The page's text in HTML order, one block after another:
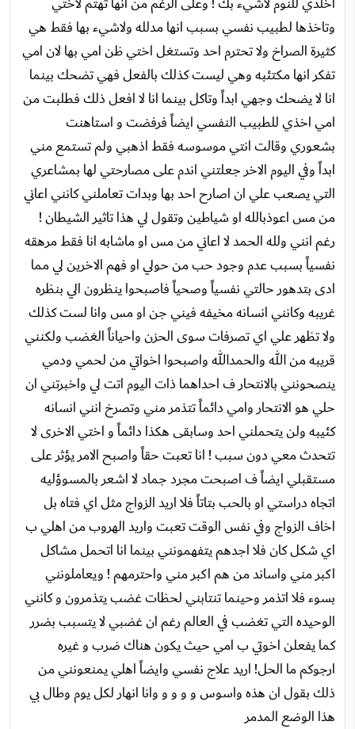
وتاخذها لطبيب نفسي بسبب انها مدلله ولاشيء بها فقط هي
كثيرة الصراخ ولا تحترم احد وتستغل اختي ظن امي بها لان امي
تفكر انها مكتئبه وهي ليست كذلك بالفعل فهي تضحك بينما
انا لا يضحك وجهي ابداً وتاكل بينما انا لا افعل ذلك فطلبت من
امي اخذي للطبيب النفسي ايضاً فرفضت و استاهنت
بشعوري وقالت انتي موسوسه فقط اذهبي ولم تستمع مني
ابداً وفي اليوم الاخر جعلتني اندم على مصارحتي لها بمشاعري
التي يصعب علي ان اصارح احد بها وبدات تعاملني كانني اعاني
من مس اعوذبالله او شياطين وتقول لي هذا تاثير الشيطان !
رغم انني ولله الحمد لا اعاني من مس او ماشابه انا فقط مرهقه
نفسياً بسبب عدم وجود حب من حولي او فهم الاخرين لي مما
ادى بتدهور حالتي نفسياً وصحياً فاصبحوا ينظرون الي بنظره
غريبه وكانني انسانه مخيفه فيني جن او مس وانا لست كذلك
ولا تظهر علي اي تصرفات سوى الحزن واحياناً الغضب ولكنني
قريبه من الله والحمدالله واصبحوا اخواتي من لحمي ودمي
ينصحونني بالانتحار ف احداهما ذات اليوم اتت لي واخبرتني ان
حلي هو الانتحار وامي دائماً تتذمر مني وتصرخ انني انسانه
كئيبه ولن يتحملني احد وسابقى هكذا دائماً و اختي الاخرى لا
تتحدث معي دون سبب ! انا تعبت حقاً واصبح الامر يؤثر على
مستقبلي ايضاً ف اصبحت مجرد جماد لا اشعر بالمسوؤليه
اتجاه دراستي او بالحب بتاتاً فلا اريد الزواج مثل اي فتاه بل
اخاف الزواج وفي نفس الوقت تعبت واريد الهروب من اهلي ب
اي شكل كان فلا اجدهم يتفهمونني بينما انا اتحمل مشاكل
اكبر مني واساند من هم اكبر مني واحترمهم ! ويعاملونني
بسوء فلا اتذمر وحينما تنتابني لحظات غضب يتذمرون و كانني
الوحيده التي تغضب في العالم رغم ان غضبي لا يتسبب بضرر
كما يفعلن اخوتي ب امي حيث يكون هناك ضرب و غيره
ارجوكم ما الحل! اريد علاج نفسي وايضاً اهلي يمنعونني من
ذلك بقول ان هذه واسوس و و و و وانا انهار لكل يوم وطال بي
هذا الوضع المدمر